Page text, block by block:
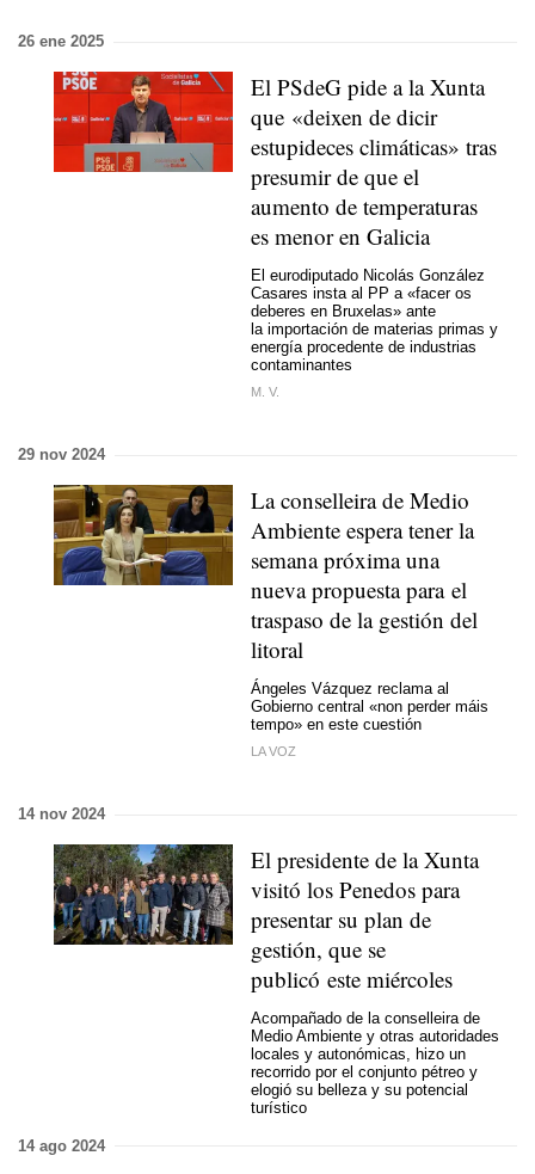
26 ene 2025
El PSdeG pide a la Xunta
que «deixen de dicir
estupideces climáticas» tras
presumir de que el
aumento de temperaturas
es menor en Galicia
El eurodiputado Nicolás González
Casares insta al PP a «facer os
deberes en Bruxelas» ante
la importación de materias primas y
energía procedente de industrias
contaminantes
M. V.
29 nov 2024
La conselleira de Medio
Ambiente espera tener la
semana próxima una
nueva propuesta para el
traspaso de la gestión del
litoral
Ángeles Vázquez reclama al
Gobierno central «non perder máis
tempo» en este cuestión
LA VOZ
14 nov 2024
El presidente de la Xunta
visitó los Penedos para
presentar su plan de
gestión, que se
publicó este miércoles
Acompañado de la conselleira de
Medio Ambiente y otras autoridades
locales y autonómicas, hizo un
recorrido por el conjunto pétreo y
elogió su belleza y su potencial
turístico
14 ago 2024